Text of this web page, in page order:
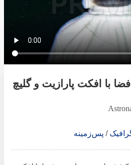
با افکت پارازیت و گلیچ
/ پس‌زمینه